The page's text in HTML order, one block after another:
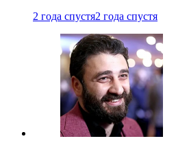
2 года спустя2 года спустя